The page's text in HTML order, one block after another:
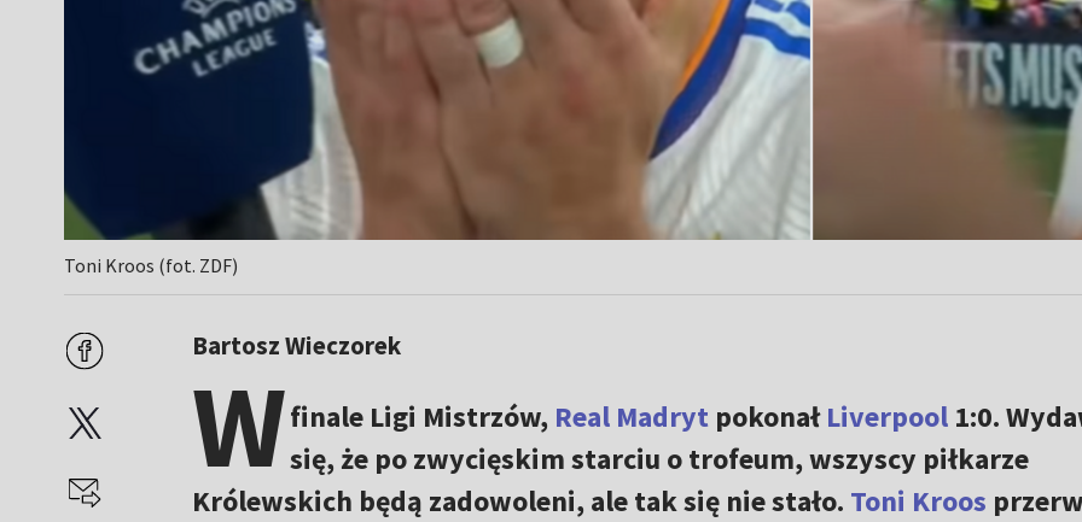
Toni Kroos (fot. ZDF)
Bartosz Wieczorek
Wfinale Ligi Mistrzów, Real MadrytpokonałLiverpool1:0.
się, że po zwycięskim starciu o trofeum, wszyscy piłkarze
Królewskich będą zadowoleni, ale tak się nie stało. Toni Kroos